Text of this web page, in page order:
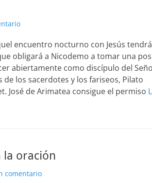
encuentro nocturno con Jesús tendrá
obligará a Nicodemo a tomar una
abiertamente como discípulo del
los sacerdotes y los fariseos, Pilato
José de Arimatea consigue el permiso
la oración
comentario